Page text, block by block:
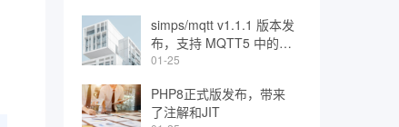
simps/mqtt v1.1.1 版本发
布，支持 MQTT5 中的大
部分 Property
01-25
PHP8正式版发布，带来
了注解和JIT